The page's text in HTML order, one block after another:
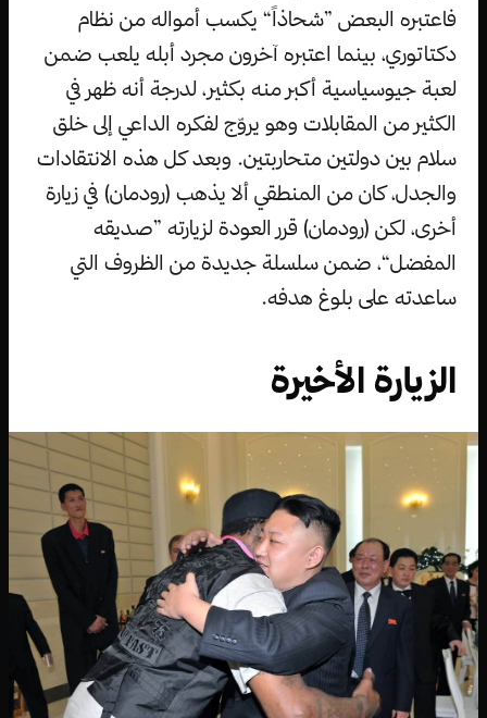
فاعتبره البعض ”شحاذاً“ يكسب أمواله من نظام
دكتاتوري، بينما اعتبره آخرون مجرد أبله يلعب ضمن
لعبة جيوسياسية أكبر منه بكثير، لدرجة أنه ظهر في
الكثير من المقابلات وهو يروّج لفكره الداعي إلى خلق
سلام بين دولتين متحاربتين. وبعد كل هذه الانتقادات
والجدل، كان من المنطقي ألا يذهب (رودمان) في زيارة
أخرى، لكن (رودمان) قرر العودة لزيارته ”صديقه
المفضل“، ضمن سلسلة جديدة من الظروف التي
ساعدته على بلوغ هدفه.
الزيارة الأخيرة